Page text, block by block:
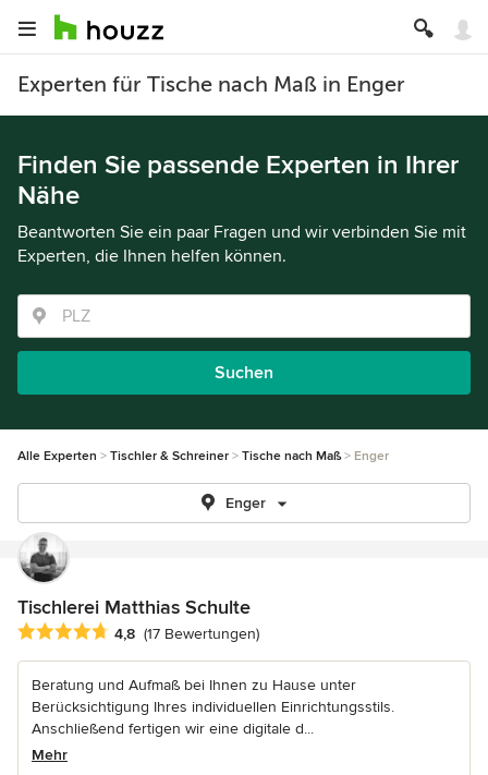
Experten für Tische nach Maß in Enger
Finden Sie passende Experten in Ihrer
Nähe
Beantworten Sie ein paar Fragen und wir verbinden Sie mit
Experten, die Ihnen helfen können.
Suchen
Alle Experten Tischler & Schreiner Tische nach Maß Enger
Enger
Tischlerei Matthias Schulte
Durchschnittliche Bewertung: 4.8 von 5 Sternen
4,8 (17 Bewertungen)
Beratung und Aufmaß bei Ihnen zu Hause unter
Berücksichtigung Ihres individuellen Einrichtungsstils.
Anschließend fertigen wir eine digitale d...
Mehr